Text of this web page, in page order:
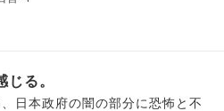
(実子)の高校野球
して
ため市の会計年度職員として時
じる。
日本政府の闇の部分に恐怖と不